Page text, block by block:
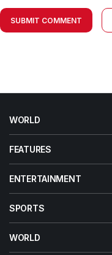
SUBMIT COMMENT
WORLD
FEATURES
ENTERTAINMENT
SPORTS
WORLD